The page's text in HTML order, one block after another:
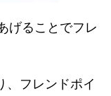
げることでフレ
、フレンドポイ